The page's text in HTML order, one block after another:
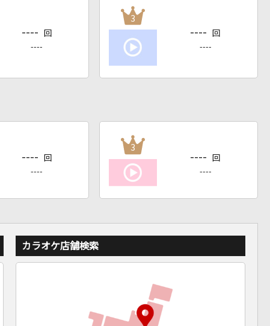
---- 回
----
3
---- 回
----
---- 回
----
3
---- 回
----
カラオケ店舗検索